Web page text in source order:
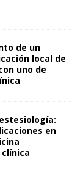
de un
local de
uno de
en